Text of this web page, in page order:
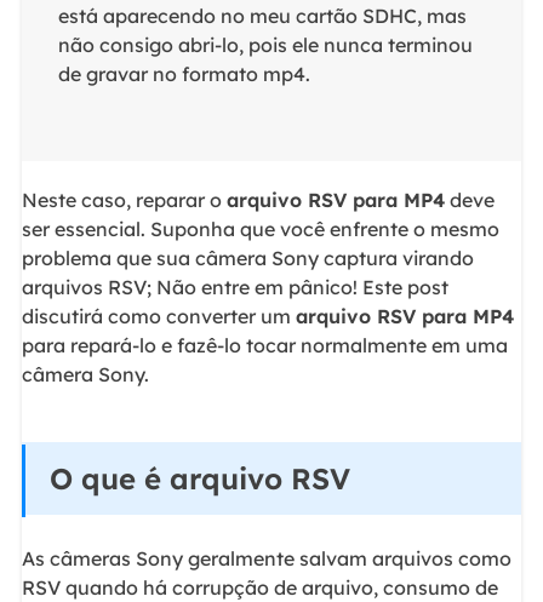
está aparecendo no meu cartão SDHC, mas
não consigo abri-lo, pois ele nunca terminou
de gravar no formato mp4.
Neste caso, reparar o arquivo RSV para MP4deve
ser essencial. Suponha que você enfrente o mesmo
problema que sua câmera Sony captura virando
arquivos RSV; Não entre em pânico! Este post
discutirá como converter um arquivo RSV para MP4
para repará-lo e fazê-lo tocar normalmente em uma
câmera Sony.
O que é arquivo RSV
As câmeras Sony geralmente salvam arquivos como
RSV quando há corrupção de arquivo, consumo de